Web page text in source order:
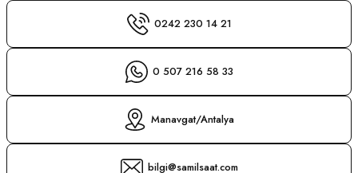
0242 230 14 21
0 507 216 58 33
Manavgat/Antalya
bilgi@samilsaat.com